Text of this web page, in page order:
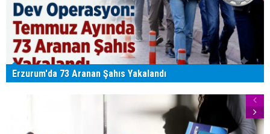
Erzurum'da 73 Aranan Şahıs Yakalandı